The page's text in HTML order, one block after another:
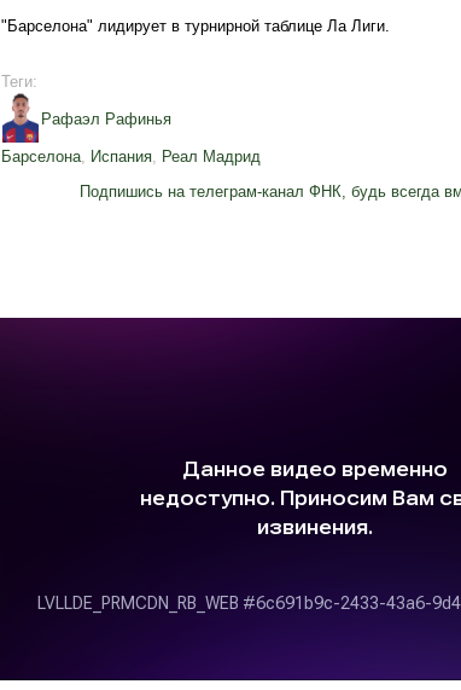
"Барселона" лидирует в турнирной таблице Ла Лиги.
Теги:
Рафаэл Рафинья
Барселона, Испания, Реал Мадрид
Подпишись на телеграм-канал ФНК, будь всегда